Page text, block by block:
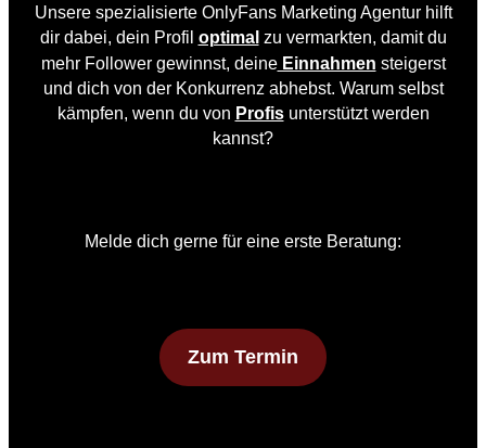
Unsere spezialisierte OnlyFans Marketing Agentur hilft
dir dabei, dein Profil optimal zu vermarkten, damit du
mehr Follower gewinnst, deineEinnahmen steigerst
und dich von der Konkurrenz abhebst. Warum selbst
kämpfen, wenn du von Profisunterstützt werden
kannst?
Melde dich gerne für eine erste Beratung:
Zum Termin